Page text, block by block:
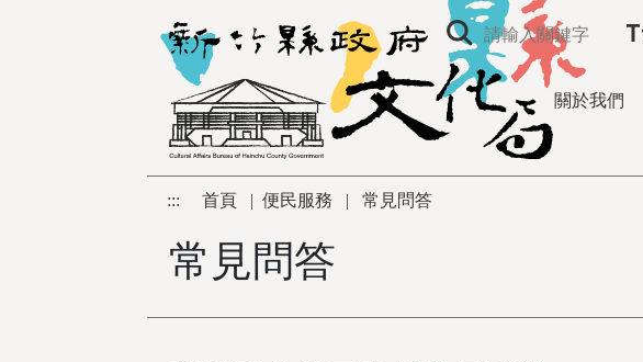
關於我們
::: 首頁 | 便民服務 | 常見問答
常見問答